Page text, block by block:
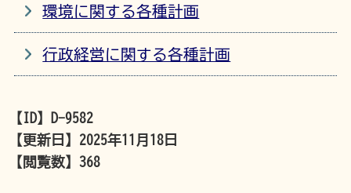
環境に関する各種計画
行政経営に関する各種計画
【ID】
D-9582
【更新日】 2025年11月18日
【閲覧数】368